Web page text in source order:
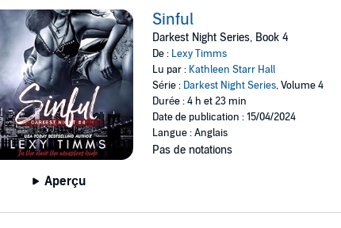
Aperçu
Sinful
Darkest Night Series, Book 4
De : Lexy Timms
Lu par : Kathleen Starr Hall
Série : Darkest Night Series, Volume 4
Durée : 4 h et 23 min
Date de publication : 15/04/2024
Langue : Anglais
Pas de notations